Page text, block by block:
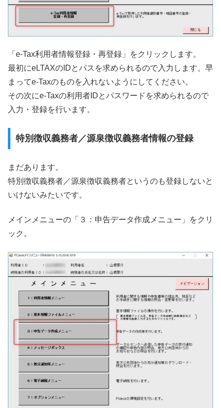
「e-Tax利用者情報登録・再登録」をクリックします。
最初にeLTAXのIDとパスを求められるので入力します。早
まってe-Taxのものを入れないようにしてください。
その次にe-Taxの利用者IDとパスワードを求められるので
入力・登録を行います。
特別徴収義務者／源泉徴収義務者情報の登録
まだあります。
特別徴収義務者／源泉徴収義務者というのも登録しないと
いけないみたいです。
メインメニューの「３：申告データ作成メニュー」をクリ
ック。